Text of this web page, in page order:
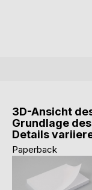
3D-Ansicht
Grundlage
Details
Paperback